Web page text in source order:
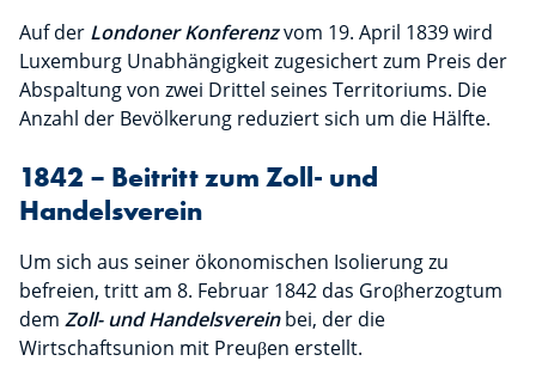
Auf der Londoner Konferenzvom 19. April 1839 wird
Luxemburg Unabhängigkeit zugesichert zum Preis der
Abspaltung von zwei Drittel seines Territoriums. Die
Anzahl der Bevölkerung reduziert sich um die Hälfte.
1842 – Beitritt zum Zoll- und
Handelsverein
Um sich aus seiner ökonomischen Isolierung zu
befreien, tritt am 8. Februar 1842 das Groβherzogtum
dem Zoll- und Handelsvereinbei, der die
Wirtschaftsunion mit Preuβen erstellt.